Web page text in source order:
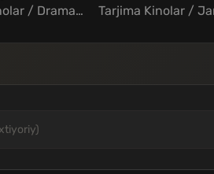
Tarjima Kinolar / Drama / Turk Kinolar Uzbek Tilida